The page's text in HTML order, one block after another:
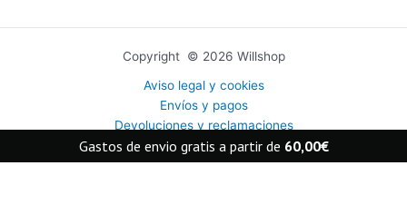
Copyright © 2026 Willshop
Aviso legal y cookies
Envíos y pagos
Devoluciones y reclamaciones
Gastos de envio gratis a partir de 60,00€